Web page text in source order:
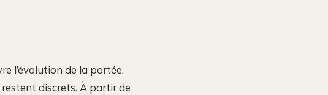
l’évolution de la portée.
discrets. À partir de